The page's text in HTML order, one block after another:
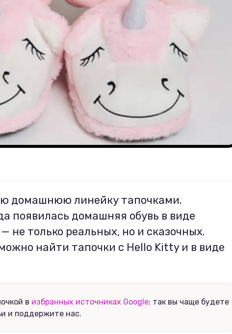
домашнюю линейку тапочками.
появилась домашняя обувь в виде
не только реальных, но и сказочных.
найти тапочки с Hello Kitty и в виде
в избранных источниках Google: так вы чаще будете
и поддержите нас.